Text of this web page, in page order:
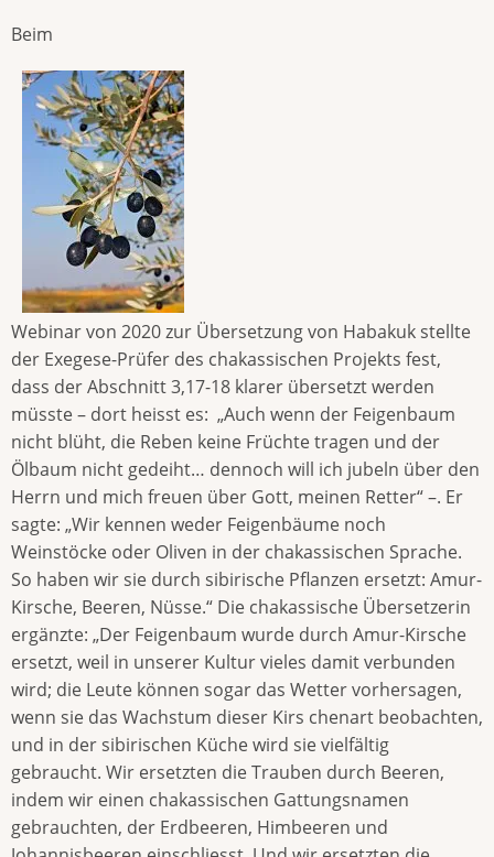
Beim
Webinar von 2020 zur Übersetzung von Habakuk stellte
der Exegese-Prüfer des chakassischen Projekts fest,
dass der Abschnitt 3,17-18 klarer übersetzt werden
müsste – dort heisst es: „Auch wenn der Feigenbaum
nicht blüht, die Reben keine Früchte tragen und der
Ölbaum nicht gedeiht… dennoch will ich jubeln über den
Herrn und mich freuen über Gott, meinen Retter“ –. Er
sagte: „Wir kennen weder Feigenbäume noch
Weinstöcke oder Oliven in der chakassischen Sprache.
So haben wir sie durch sibirische Pflanzen ersetzt: Amur-
Kirsche, Beeren, Nüsse.“ Die chakassische Übersetzerin
ergänzte: „Der Feigenbaum wurde durch Amur-Kirsche
ersetzt, weil in unserer Kultur vieles damit verbunden
wird; die Leute können sogar das Wetter vorhersagen,
wenn sie das Wachstum dieser Kirs chenart beobachten,
und in der sibirischen Küche wird sie vielfältig
gebraucht. Wir ersetzten die Trauben durch Beeren,
indem wir einen chakassischen Gattungsnamen
gebrauchten, der Erdbeeren, Himbeeren und